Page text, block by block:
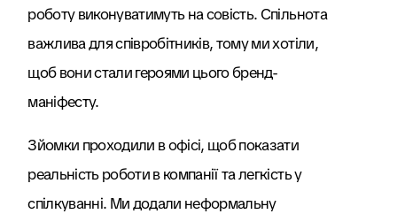
роботу виконуватимуть на совість. Спільнота
важлива для співробітників, тому ми хотіли,
щоб вони стали героями цього бренд-
маніфесту.
Зйомки проходили в офісі, щоб показати
реальність роботи в компанії та легкість у
спілкуванні. Ми додали неформальну